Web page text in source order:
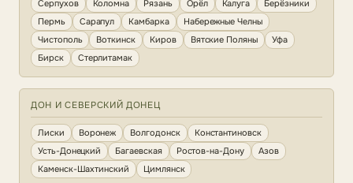
Серпухов Коломна Рязань Орёл Калуга
Берёзники
Пермь
Сарапул Камбарка
Набережные Челны
Чистополь
Воткинск Киров Вятские Поляны
Уфа
Бирск
Стерлитамак
ДОН И СЕВЕРСКИЙ ДОНЕЦ
Лиски Воронеж Волгодонск
Константиновск
Усть-Донецкий
Багаевская Ростов-на-Дону
Азов
Каменск-Шахтинский
Цимлянск